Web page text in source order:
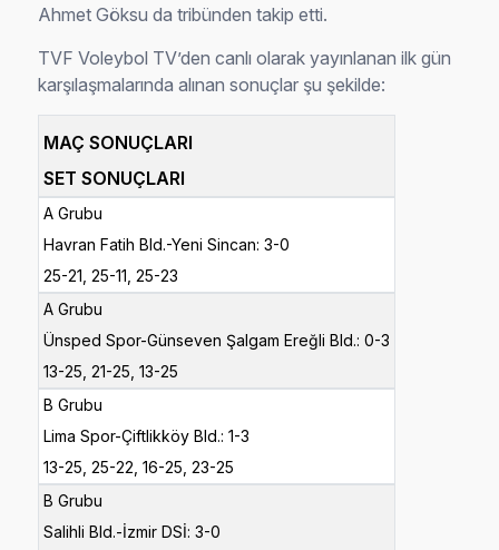
Ahmet Göksu da tribünden takip etti.
TVF Voleybol TV’den canlı olarak yayınlanan ilk gün
karşılaşmalarında alınan sonuçlar şu şekilde:
MAÇ SONUÇLARI
SET SONUÇLARI
A Grubu
Havran Fatih Bld.-Yeni Sincan: 3-0
25-21, 25-11, 25-23
A Grubu
Ünsped Spor-Günseven Şalgam Ereğli Bld.: 0-3
13-25, 21-25, 13-25
B Grubu
Lima Spor-Çiftlikköy Bld.: 1-3
13-25, 25-22, 16-25, 23-25
B Grubu
Salihli Bld.-İzmir DSİ: 3-0